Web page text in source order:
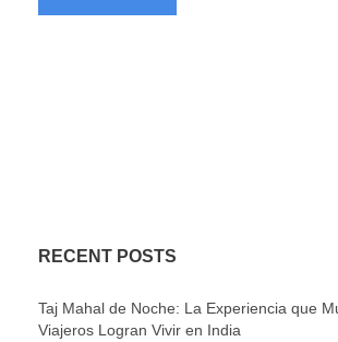
RECENT POSTS
Taj Mahal de Noche: La Experiencia que
Viajeros Logran Vivir en India